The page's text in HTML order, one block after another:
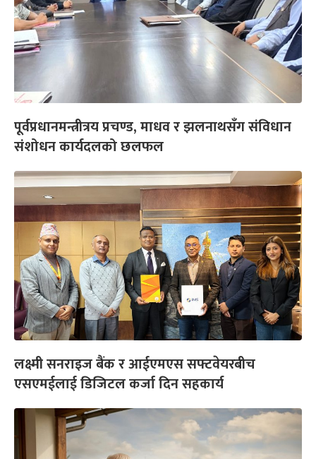
पूर्वप्रधानमन्त्रीत्रय प्रचण्ड, माधव र झलनाथसँग संविधान
संशोधन कार्यदलको छलफल
लक्ष्मी सनराइज बैंक र आईएमएस सफ्टवेयरबीच
एसएमईलाई डिजिटल कर्जा दिन सहकार्य